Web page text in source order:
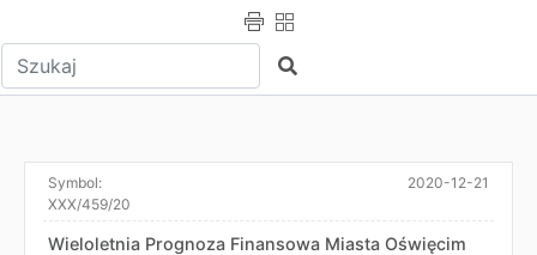
Wpisz tekst do wyszukania Szukaj
Symbol:
XXX/459/20
2020-12-21
Wieloletnia Prognoza Finansowa Miasta Oświęcim